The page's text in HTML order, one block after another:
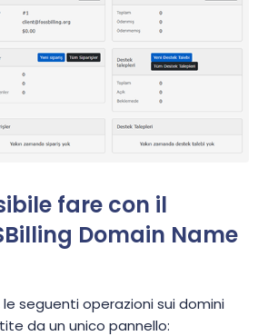
fare con il
Domain Name
seguenti operazioni sui domini
da un unico pannello: